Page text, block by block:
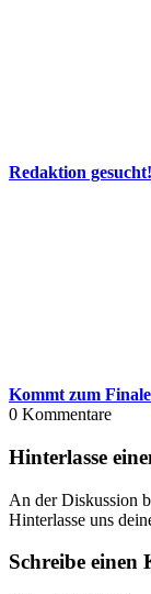
Redaktion gesucht!
Kommt zum
0 Kommentare
Hinterlasse
An der Diskussion
Hinterlasse uns
Schreibe einen